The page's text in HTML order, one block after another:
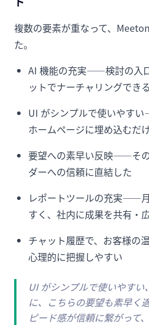
複数の要素が重なって、
た。
AI 機能の充実——検討の入
ットでナーチャリングできる
UI がシンプルで使いやす
ホームページに埋め込むだ
要望への素早い反映——そ
ダーへの信頼に直結した
レポートツールの充実——
すく、社内に成果を共有・
チャット履歴で、お客様の
心理的に把握しやすい
UI がシンプルで使いやす
に、こちらの要望も素早く
ピード感が信頼に繋がって